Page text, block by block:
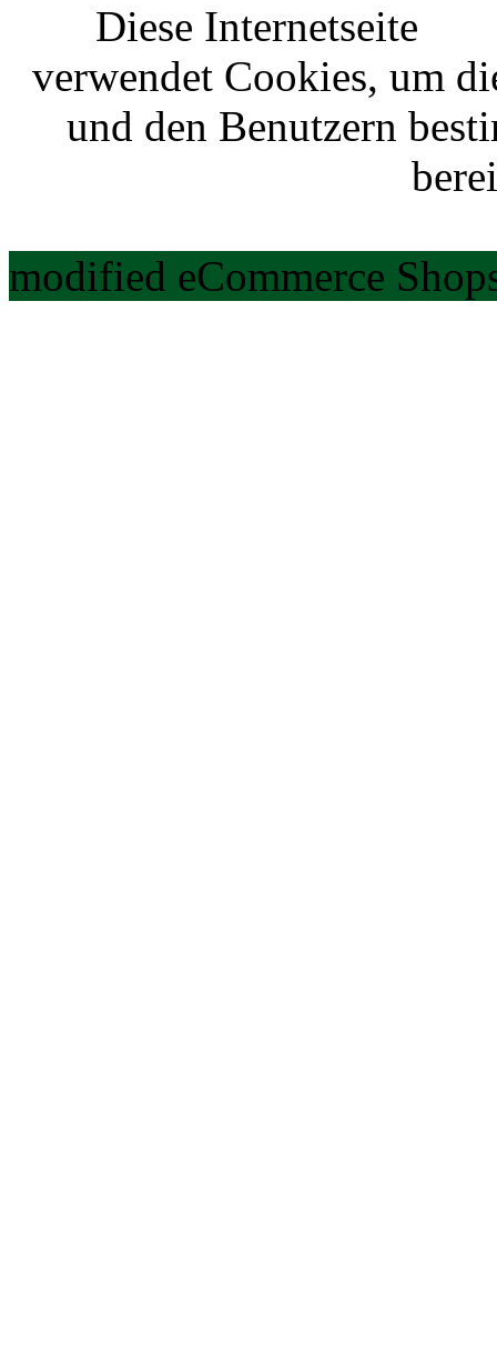
Diese Internetseite
verwendet Cookies, um
und den Benutzern
modified eCommerce